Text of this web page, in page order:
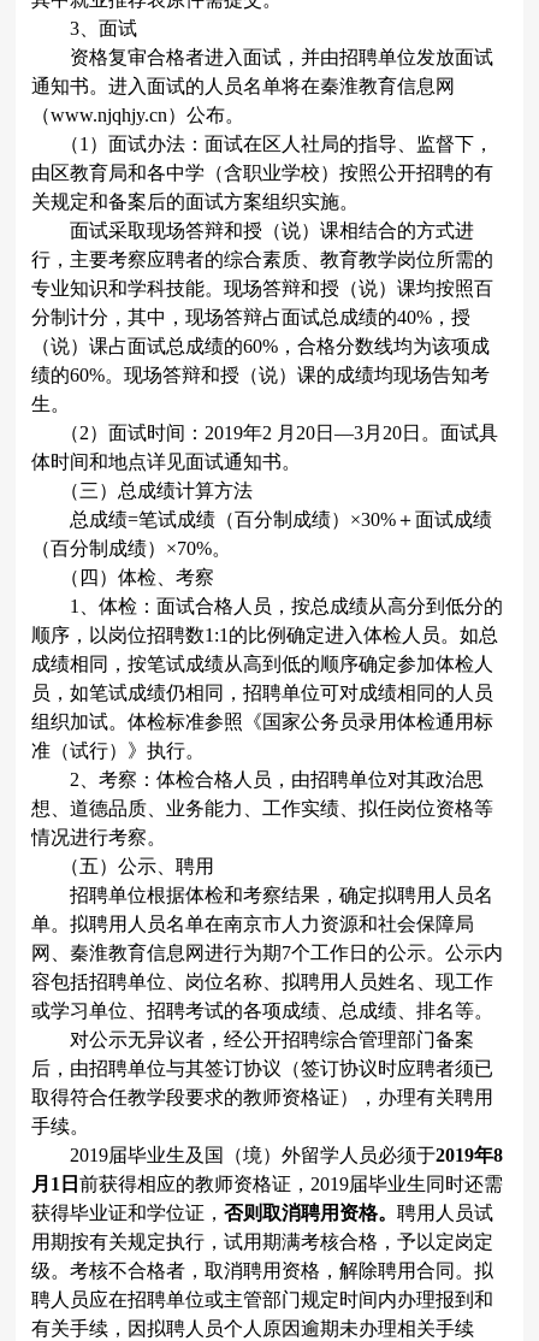
3 、面试
资格复审合格者进入面试，并由招聘单位发放面试
通知书。进入面试的人员名单将在秦淮教育信息网
（www.njqhjy.cn）公布。
（1 ）面试办法：面试在区人社局的指导、监督下，
由区教育局和各中学（含职业学校）按照公开招聘的有
关规定和备案后的面试方案组织实施。
面试采取现场答辩和授（说）课相结合的方式进
行，主要考察应聘者的综合素质、教育教学岗位所需的
专业知识和学科技能。现场答辩和授（说）课均按照百
分制计分，其中，现场答辩占面试总成绩的40% ，授
（说）课占面试总成绩的60% ，合格分数线均为该项成
绩的60%。现场答辩和授（说）课的成绩均现场告知考
生。
（2）面试时间： 2019年2 月 20日—3月20日 。面试具
体时间和地点详见面试通知书。
（三）总成绩计算方法
总成绩=笔试成绩（百分制成绩）×30%＋面试成绩
（百分制成绩）×70%。
（四）体检、考察
1
、体检：面试合格人员，按总成绩从高分到低分的
顺序，以岗位招聘数1:1 的比例确定进入体检人员。如总
成绩相同，按笔试成绩从高到低的顺序确定参加体检人
员，如笔试成绩仍相同，招聘单位可对成绩相同的人员
组织加试。体检标准参照《国家公务员录用体检通用标
准（试行）》执行。
2 、考察：体检合格人员，由招聘单位对其政治思
想、道德品质、业务能力、工作实绩、拟任岗位资格等
情况进行考察。
（五）公示、聘用
招聘单位根据体检和考察结果，确定拟聘用人员名
单。拟聘用人员名单在南京市人力资源和社会保障局
网、秦淮教育信息网进行为期7个工作日的公示。公示内
容包括招聘单位、岗位名称、拟聘用人员姓名、现工作
或学习单位、招聘考试的各项成绩、总成绩、排名等。
对公示无异议者，经公开招聘综合管理部门备案
后，由招聘单位与其签订协议（签订协议时应聘者须已
取得符合任教学段要求的教师资格证），办理有关聘用
手续。
2019届毕业生及国（境）外留学人员必须于2019年8
月 1 日前获得相应的教师资格证， 2019届毕业生同时还需
获得毕业证和学位证，否则取消聘用资格。聘用人员试
用期按有关规定执行，试用期满考核合格，予以定岗定
级。考核不合格者，取消聘用资格，解除聘用合同。拟
聘人员应在招聘单位或主管部门规定时间内办理报到和
有关手续，因拟聘人员个人原因逾期未办理相关手续